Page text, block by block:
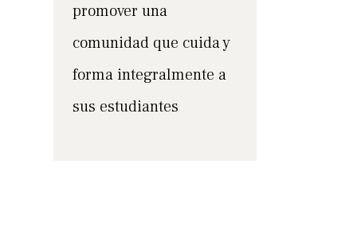
promover una
comunidad que cuida y
forma integralmente a
sus estudiantes